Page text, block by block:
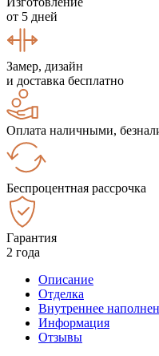
от 5 дней
Замер, дизайн
и доставка бесплатно
Оплата наличными,
Беспроцентная рассрочка
Гарантия
2 года
Описание
Отделка
Внутреннее
Информация
Отзывы